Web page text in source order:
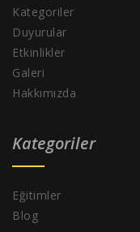
Kategoriler
Duyurular
Etkinlikler
Galeri
Hakkımızda
Kategoriler
Eğitimler
Blog